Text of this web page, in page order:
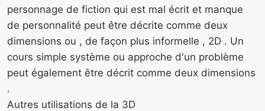
personnage de fiction qui est mal écrit et manque
de personnalité peut être décrite comme deux
dimensions ou , de façon plus informelle , 2D . Un
cours simple système ou approche d'un problème
peut également être décrit comme deux dimensions
.
Autres utilisations de la 3D